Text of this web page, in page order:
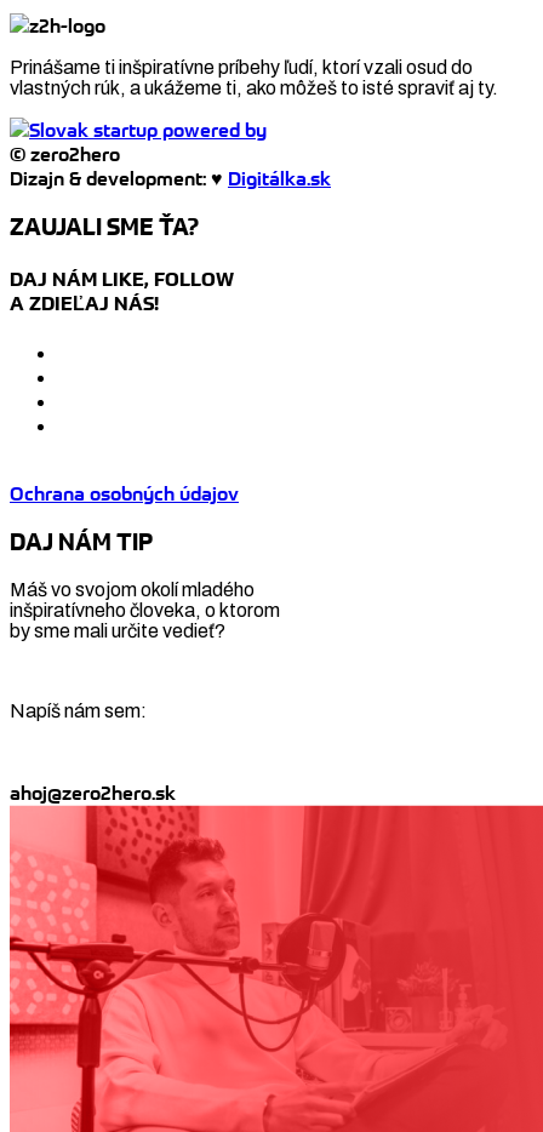
Prinášame ti inšpiratívne príbehy ľudí, ktorí vzali osud do
vlastných rúk, a ukážeme ti, ako môžeš to isté spraviť aj ty.
© zero2hero
Dizajn & development: ♥ Digitálka.sk
ZAUJALI SME ŤA?
DAJ NÁM LIKE, FOLLOW
A ZDIEĽAJ NÁS!
Ochrana osobných údajov
DAJ NÁM TIP
Máš vo svojom okolí mladého
inšpiratívneho človeka, o ktorom
by sme mali určite vedieť?
Napíš nám sem:
ahoj@zero2hero.sk